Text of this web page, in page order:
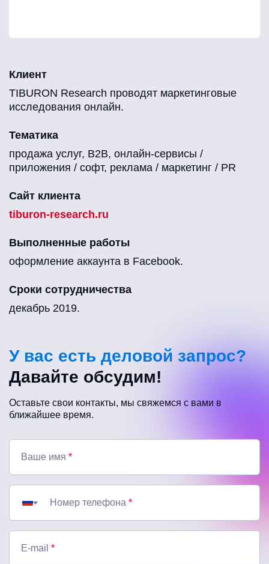
Клиент
TIBURON Research проводят маркетинговые
исследования онлайн.
Тематика
продажа услуг, B2B, онлайн-сервисы /
приложения / софт, реклама / маркетинг / PR
Сайт клиента
tiburon-research.ru
Выполненные работы
оформление аккаунта в Facebook.
Сроки сотрудничества
декабрь 2019.
У вас есть деловой запрос?
Давайте обсудим!
Оставьте свои контакты, мы свяжемся с вами в
ближайшее время.
Ваше имя *
Номер телефона *
E-mail *